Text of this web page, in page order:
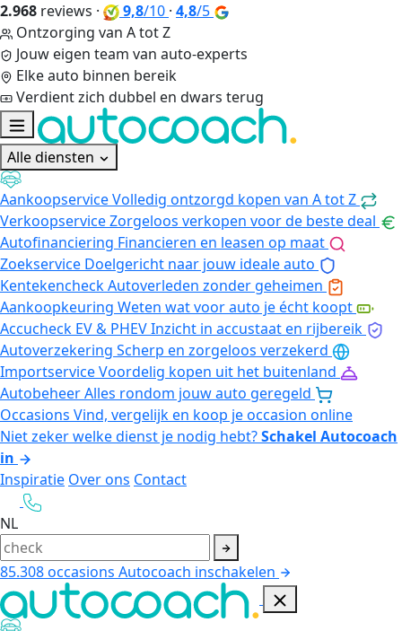
2.968 reviews · 9,8/10 · 4,8/5
Ontzorging van A tot Z
Jouw eigen team van auto-experts
Elke auto binnen bereik
Verdient zich dubbel en dwars terug
Alle diensten
AankoopserviceVolledig ontzorgd kopen van A tot Z
VerkoopserviceZorgeloos verkopen voor de beste deal
Autofinanciering Financieren en leasen op maat
Zoekservice Doelgericht naar jouw ideale auto
KentekencheckAutoverleden zonder geheimen
Aankoopkeuring Weten wat voor auto je écht koopt
Accucheck EV & PHEVInzicht in accustaat en rijbereik
Autoverzekering Scherp en zorgeloos verzekerd
ImportserviceVoordelig kopen uit het buitenland
AutobeheerAlles rondom jouw auto geregeld
Occasions Vind, vergelijk en koop je occasion online
Niet zeker welke dienst je nodig hebt?Schakel Autocoach
in
Inspiratie Over ons Contact
NL
85.308occasions Autocoach inschakelen